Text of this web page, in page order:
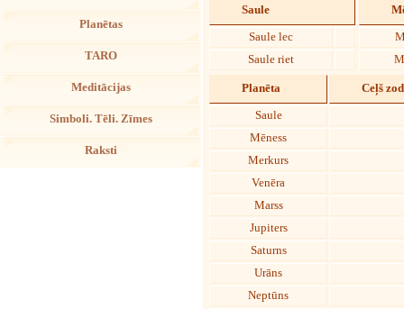
Planētas
TARO
Meditācijas
Simboli. Tēli. Zīmes
Raksti
Saule
Saule lec
Saule riet
Planēta Ceļš
Saule
Mēness
Merkurs
Venēra
Marss
Jupiters
Saturns
Urāns
Neptūns